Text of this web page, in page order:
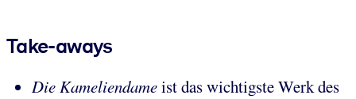
Take-aways
Die Kameliendameist das wichtigste Werk des